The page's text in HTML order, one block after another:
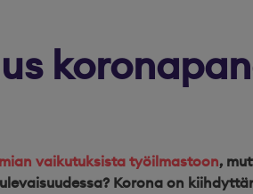
vaikutuksista työilmastoon,
Korona on